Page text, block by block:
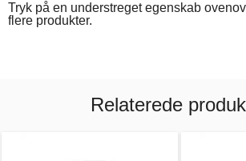
Tryk på en understreget egenskab
flere produkter.
Relaterede